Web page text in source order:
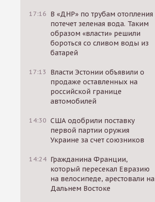
17:16 В «ДНР» по трубам отопления
потечет зеленая вода. Таким
образом «власти» решили
бороться со сливом воды из
батарей
17:13
Власти Эстонии объявили о
продаже оставленных на
российской границе
автомобилей
14:30 США одобрили поставку
первой партии оружия
Украине за счет союзников
14:24 Гражданина Франции,
который пересекал Евразию
на велосипеде, арестовали на
Дальнем Востоке